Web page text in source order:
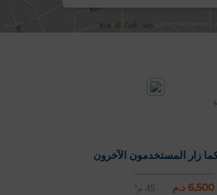
زار المستخدمون الآخرون
6,500 د.م 45 م²